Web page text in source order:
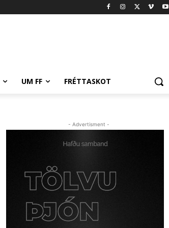
UM FF FRÉTTASKOT
- Advertisment -